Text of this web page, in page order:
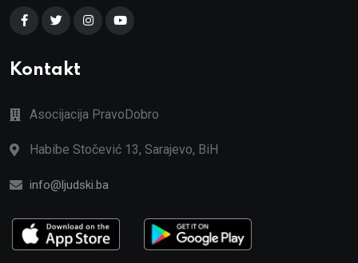
Kontakt
Asocijacija PravoDobro
Habibe Stočević 13, Sarajevo, BiH
info@ljudski.ba